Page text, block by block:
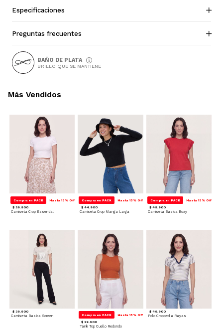
Especificaciones
Preguntas frecuentes
BAÑO DE PLATA
BRILLO QUE SE MANTIENE
Compra en PACK Hasta 15% Off
$ 39.900
Camiseta Crop Essential
Compra en PACK Hasta 15% Off
$ 44.900
Camiseta Crop Manga Larga
Compra en PACK Hasta 15% Off
$ 49.900
Camiseta Basica Boxy
$ 39.900
Camiseta Basica Screen Compra en PACK Hasta 15% Off
$ 29.900
Tank Top Cuello Redondo
$ 49.900
Polo Cropped a Rayas
Más Vendidos